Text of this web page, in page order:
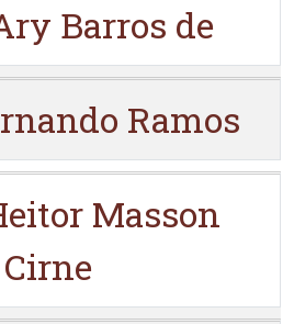
Barros de
Ramos
Masson
Cirne